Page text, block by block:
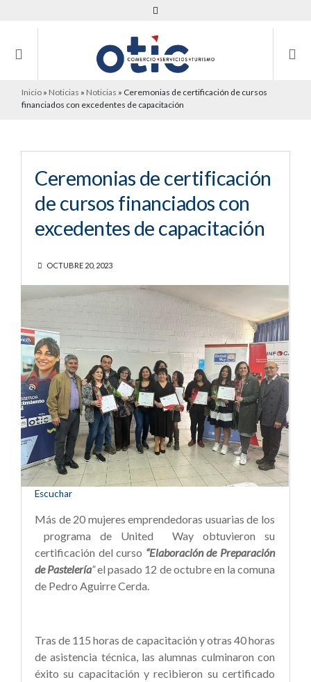
Inicio » Noticias » Noticias » Ceremonias de certificación de cursos
financiados con excedentes de capacitación
Ceremonias de certificación
de cursos financiados con
excedentes de capacitación
OCTUBRE 20, 2023
Escuchar
Más de 20 mujeres emprendedoras usuarias de los
programa de United Way obtuvieron su
certificación del curso “Elaboración de Preparación
de Pastelería”el pasado 12 de octubre en la comuna
de Pedro Aguirre Cerda.
Tras de 115 horas de capacitación y otras 40 horas
de asistencia técnica, las alumnas culminaron con
éxito su capacitación y recibieron su certificado